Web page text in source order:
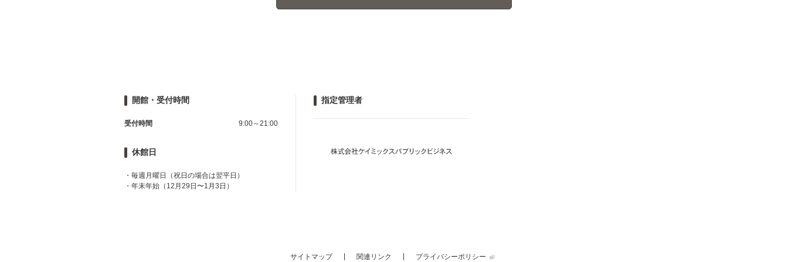
開館・受付時間
受付時間 9:00～21:00
休館日
・毎週月曜日（祝日の場合は翌平日）
・年末年始（12月29日〜1月3日）
指定管理者
サイトマップ 関連リンク プライバシーポリシー